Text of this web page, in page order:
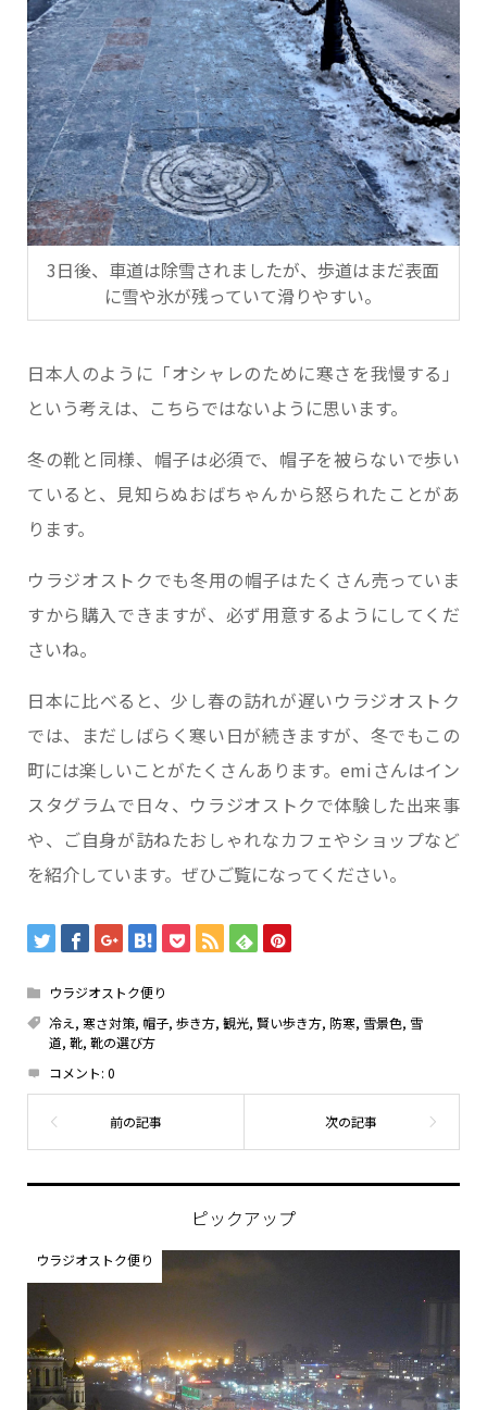
3日後、車道は除雪されましたが、歩道はまだ表面
に雪や氷が残っていて滑りやすい。
日本人のように「オシャレのために寒さを我慢する」
という考えは、こちらではないように思います。
冬の靴と同様、帽子は必須で、帽子を被らないで歩い
ていると、見知らぬおばちゃんから怒られたことがあ
ります。
ウラジオストクでも冬用の帽子はたくさん売っていま
すから購入できますが、必ず用意するようにしてくだ
さいね。
日本に比べると、少し春の訪れが遅いウラジオストク
では、まだしばらく寒い日が続きますが、冬でもこの
町には楽しいことがたくさんあります。emiさんはイン
スタグラムで日々、ウラジオストクで体験した出来事
や、ご自身が訪ねたおしゃれなカフェやショップなど
を紹介しています。ぜひご覧になってください。
ウラジオストク便り
冷え , 寒さ対策, 帽子, 歩き方, 観光, 賢い歩き方, 防寒, 雪景色, 雪
道, 靴, 靴の選び方
コメント: 0
ピックアップ
ウラジオストク便り